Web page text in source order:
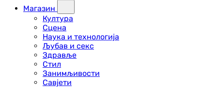
Магазин
Култура
Сцена
Наука и технологија
Љубав и секс
Здравље
Стил
Занимљивости
Савјети